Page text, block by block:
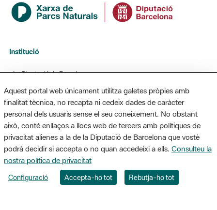
Institució
Gerència de Serveis d'Espais Naturals
L'Informatiu dels Parcs
Gaudim als Parcs
Directori
Directori de contacte
Xarxes socials
Aplicacions mòbils
Aquest portal web únicament utilitza galetes pròpies amb
finalitat tècnica, no recapta ni cedeix dades de caràcter
personal dels usuaris sense el seu coneixement. No obstant
això, conté enllaços a llocs web de tercers amb polítiques de
privacitat alienes a la de la Diputació de Barcelona que vostè
podrà decidir si accepta o no quan accedeixi a ells. Consulteu la
nostra política de privacitat
Configuració Accepta-ho tot Rebutja-ho tot